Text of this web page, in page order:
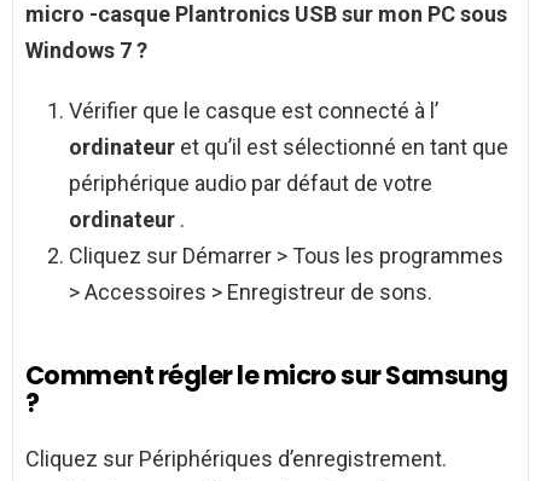
micro -casque Plantronics USB sur mon PCsous
Windows 7?
Vérifier que le casque est connecté à l’
ordinateur et qu’il est sélectionné en tant que
périphérique audio par défaut de votre
ordinateur .
Cliquez sur Démarrer > Tous les programmes
> Accessoires > Enregistreur de sons.
Comment régler le micro sur Samsung
?
Cliquez sur Périphériques d’enregistrement.